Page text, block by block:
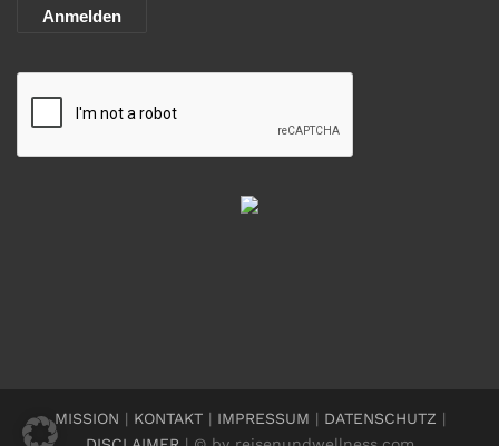
Anmelden
MISSION | KONTAKT| IMPRESSUM | DATENSCHUTZ |